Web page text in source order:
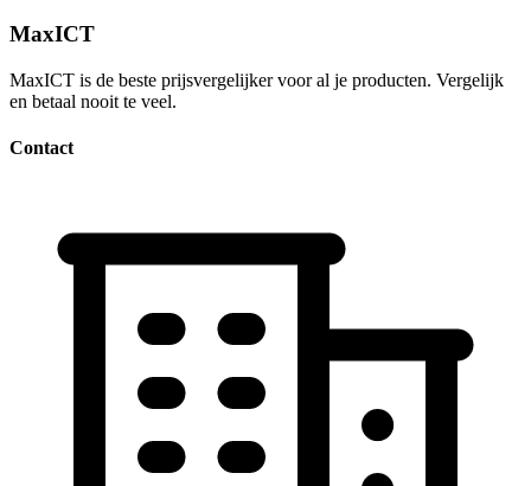
MaxICT
MaxICT is de beste prijsvergelijker voor al je producten. Vergelijk
en betaal nooit te veel.
Contact